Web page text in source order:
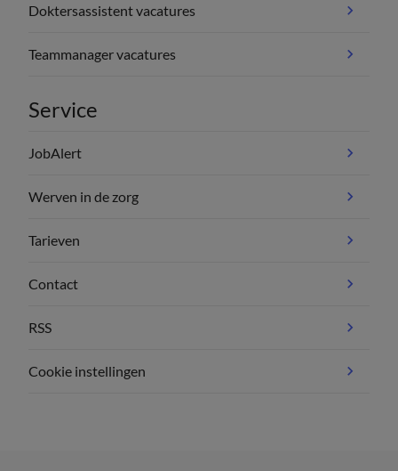
Doktersassistent vacatures
Teammanager vacatures
Service
JobAlert
Werven in de zorg
Tarieven
Contact
RSS
Cookie instellingen